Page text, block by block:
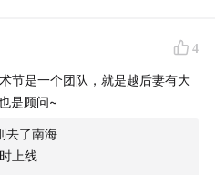
到同一款帽子。
玩儿过了”的酒店小老板。
4
节是一个团队，就是越后妻有大
是顾问~
去了南海
上线